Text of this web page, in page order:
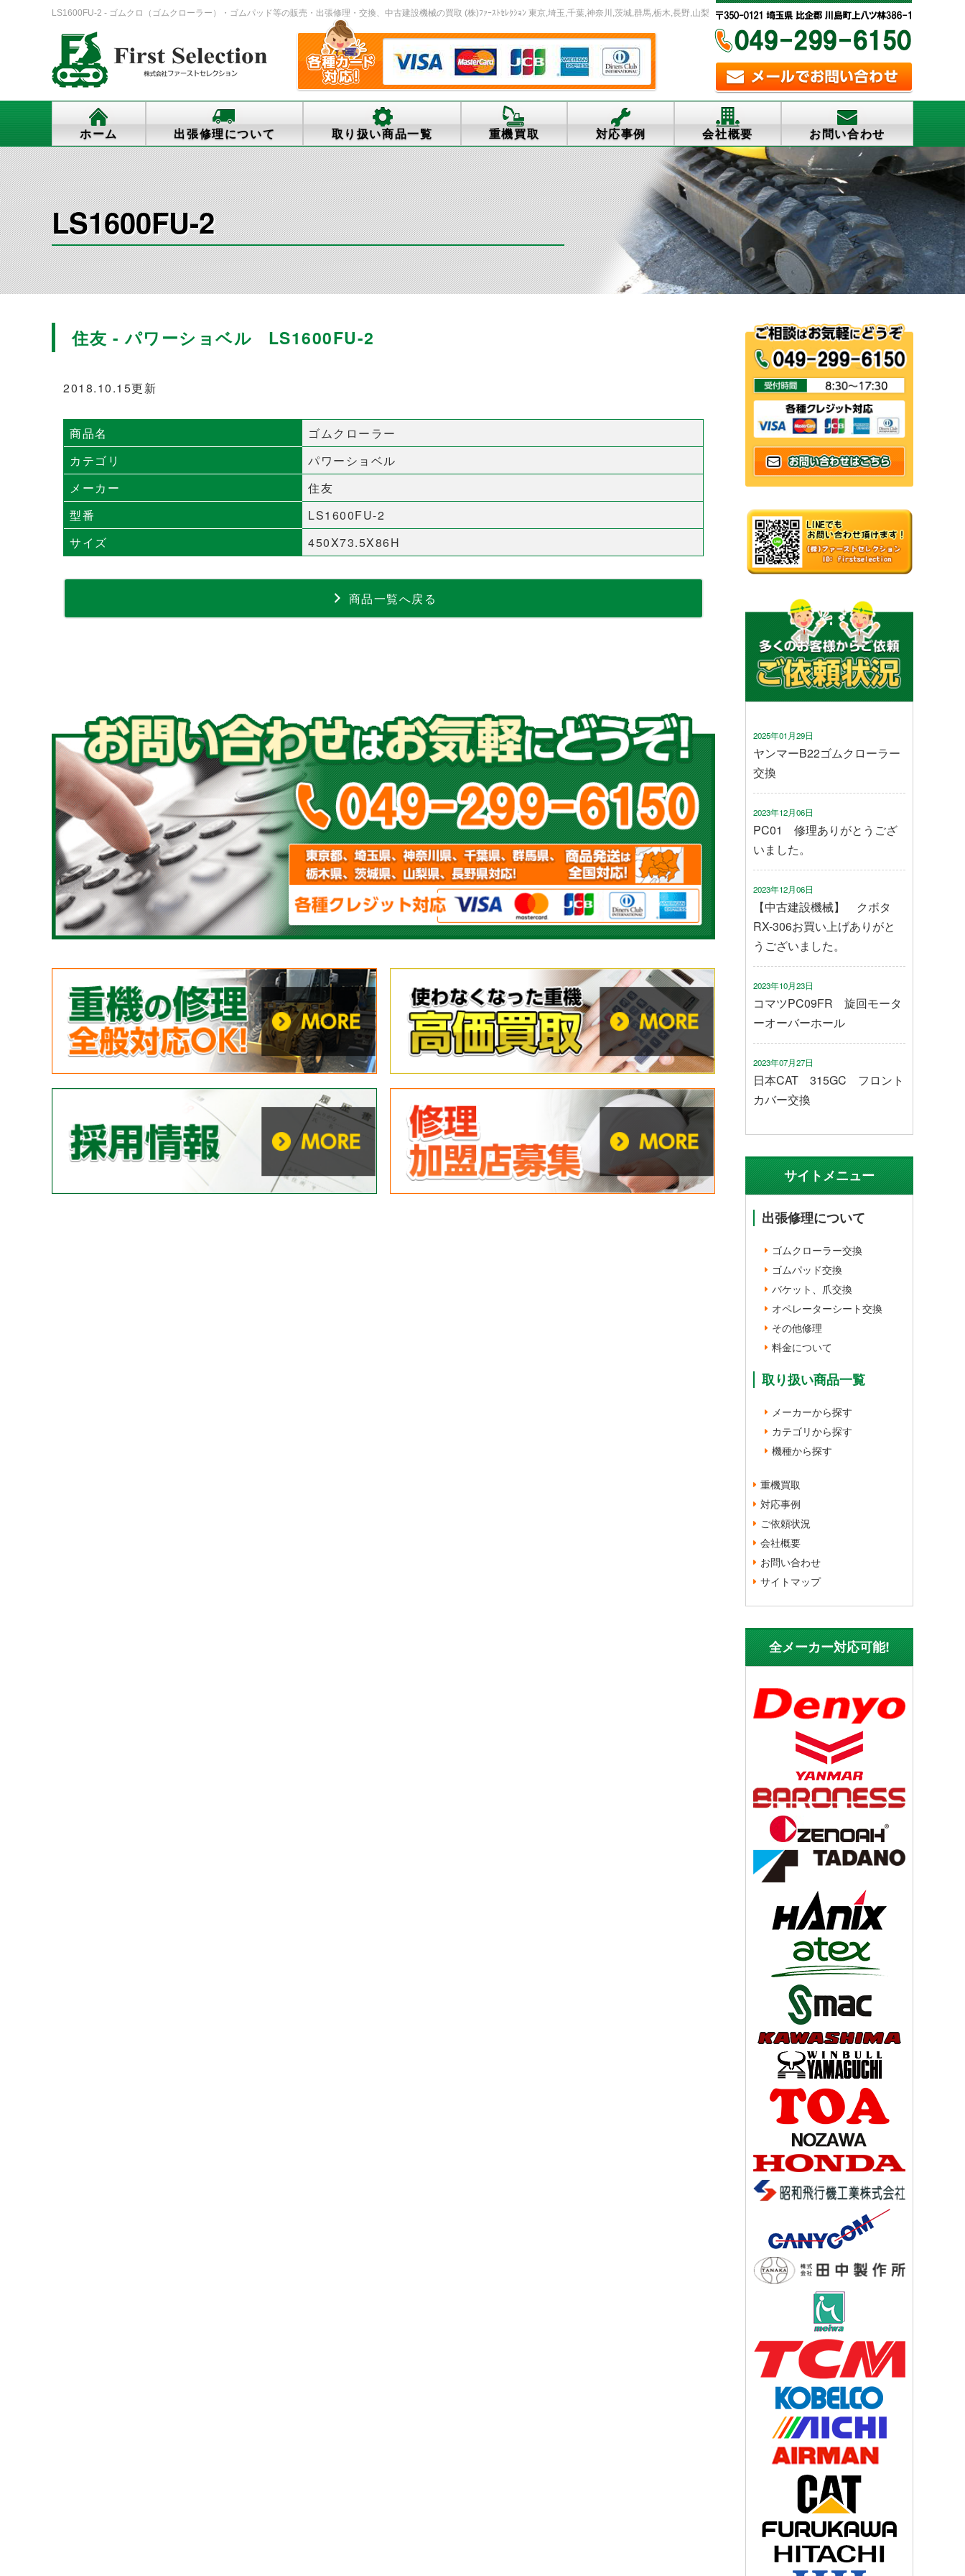
LS1600FU-2 - ゴムクロ（ゴムクローラー）・ゴムパッド等の販売・出張修理・交換、中古建設機械の買取 (株)ﾌｧｰｽﾄｾﾚｸｼｮﾝ 東京,埼玉,千葉,神奈川,茨城,群馬,栃木,長野,山梨
ホーム 出張修理について 取り扱い商品一覧 重機買取 対応事例 会社概要 お問い合わせ
LS1600FU-2
住友 - パワーショベル LS1600FU-2
2018.10.15更新
商品名
ゴムクローラー
カテゴリ
パワーショベル
メーカー
住友
型番
LS1600FU-2
サイズ
450X73.5X86H
商品一覧へ戻る
2025年01月29日
ヤンマーB22ゴムクローラー
交換
2023年12月06日
PC01 修理ありがとうござ
いました。
2023年12月06日
【中古建設機械】 クボタ
RX-306お買い上げありがと
うございました。
2023年10月23日
コマツPC09FR 旋回モータ
ーオーバーホール
2023年07月27日
日本CAT 315GC フロント
カバー交換
サイトメニュー
出張修理について
ゴムクローラー交換
ゴムパッド交換
バケット、爪交換
オペレーターシート交換
その他修理
料金について
取り扱い商品一覧
メーカーから探す
カテゴリから探す
機種から探す
重機買取
対応事例
ご依頼状況
会社概要
お問い合わせ
サイトマップ
全メーカー対応可能!